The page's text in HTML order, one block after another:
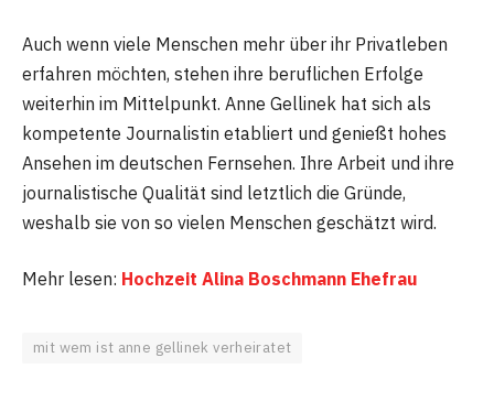
Auch wenn viele Menschen mehr über ihr Privatleben
erfahren möchten, stehen ihre beruflichen Erfolge
weiterhin im Mittelpunkt. Anne Gellinek hat sich als
kompetente Journalistin etabliert und genießt hohes
Ansehen im deutschen Fernsehen. Ihre Arbeit und ihre
journalistische Qualität sind letztlich die Gründe,
weshalb sie von so vielen Menschen geschätzt wird.
Mehr lesen: Hochzeit Alina Boschmann Ehefrau
mit wem ist anne gellinek verheiratet